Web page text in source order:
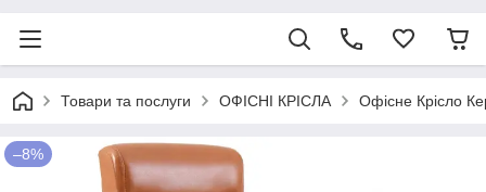
Товари та послуги ОФІСНІ КРІСЛА Офісне Крісло
–8%